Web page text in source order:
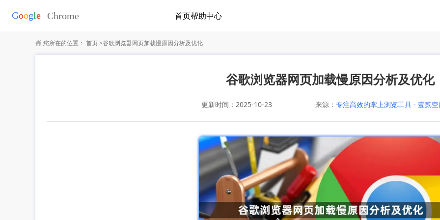
首页帮助中心
您所在的位置： 首页>谷歌浏览器网页加载慢原因分析及优化
谷歌浏览器网页加载慢原因分析及优化
更新时间：2025-10-23 来源： 专注高效的掌上浏览工具 - 壹贰